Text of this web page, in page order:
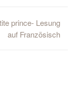
prince- Lesung
auf Französisch